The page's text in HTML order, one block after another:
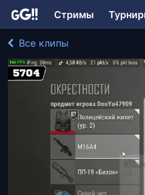
Стримы
Все клипы
AhiLpnz играл в
150 просмотров